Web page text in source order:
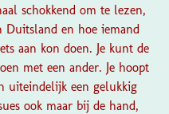
schokkend om te lezen,
Duitsland en hoe iemand
aan kon doen. Je kunt de
met een ander. Je hoopt
uiteindelijk een gelukkig
ook maar bij de hand,